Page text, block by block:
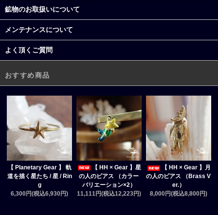
鉱物のお取扱いについて
メンテナンスについて
よく頂くご質問
おすすめ商品
【 Planetary Gear 】 軌
道を描く星たち / 星 / Rin
g
6,300円(税込6,930円)
【 HH × Gear 】星
の人のピアス （カラー
バリエーション×2）
11,111円(税込12,223円)
【 HH × Gear 】月
の人のピアス （Brass V
er.）
8,000円(税込8,800円)